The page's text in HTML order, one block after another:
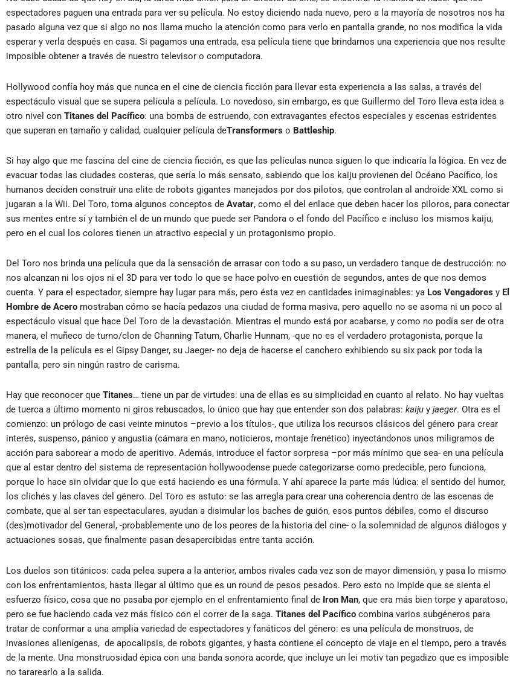
espectadores paguen una entrada para ver su película. No estoy diciendo nada nuevo, pero a la mayoría de nosotros nos ha
pasado alguna vez que si algo no nos llama mucho la atención como para verlo en pantalla grande, no nos modifica la vida
esperar y verla después en casa. Si pagamos una entrada, esa película tiene que brindarnos una experiencia que nos resulte
imposible obtener a través de nuestro televisor o computadora.
Hollywood confía hoy más que nunca en el cine de ciencia ficción para llevar esta experiencia a las salas, a través del
espectáculo visual que se supera película a película. Lo novedoso, sin embargo, es que Guillermo del Toro lleva esta idea a
otro nivel con Titanes del Pacífico: una bomba de estruendo, con extravagantes efectos especiales y escenas estridentes
que superan en tamaño y calidad, cualquier película deTransformers o Battleship.
Si hay algo que me fascina del cine de ciencia ficción, es que las películas nunca siguen lo que indicaría la lógica. En vez de
evacuar todas las ciudades costeras, que sería lo más sensato, sabiendo que los kaiju provienen del Océano Pacífico, los
humanos deciden construír una elite de robots gigantes manejados por dos pilotos, que controlan al androide XXL como si
jugaran a la Wii. Del Toro, toma algunos conceptos de Avatar, como el del enlace que deben hacer los piloros, para conectar
sus mentes entre sí y también el de un mundo que puede ser Pandora o el fondo del Pacífico e incluso los mismos kaiju,
pero en el cual los colores tienen un atractivo especial y un protagonismo propio.
Del Toro nos brinda una película que da la sensación de arrasar con todo a su paso, un verdadero tanque de destrucción: no
nos alcanzan ni los ojos ni el 3D para ver todo lo que se hace polvo en cuestión de segundos, antes de que nos demos
cuenta. Y para el espectador, siempre hay lugar para más, pero ésta vez en cantidades inimaginables: ya Los Vengadores y El
Hombre de Acero mostraban cómo se hacía pedazos una ciudad de forma masiva, pero aquello no se asoma ni un poco al
espectáculo visual que hace Del Toro de la devastación. Mientras el mundo está por acabarse, y como no podía ser de otra
manera, el muñeco de turno/clon de Channing Tatum, Charlie Hunnam, -que no es el verdadero protagonista, porque la
estrella de la película es el Gipsy Danger, su Jaeger- no deja de hacerse el canchero exhibiendo su six pack por toda la
pantalla, pero sin ningún rastro de carisma.
Hay que reconocer que Titanes… tiene un par de virtudes: una de ellas es su simplicidad en cuanto al relato. No hay vueltas
de tuerca a último momento ni giros rebuscados, lo único que hay que entender son dos palabras: kaiju y jaeger. Otra es el
comienzo: un prólogo de casi veinte minutos –previo a los títulos-, que utiliza los recursos clásicos del género para crear
interés, suspenso, pánico y angustia (cámara en mano, noticieros, montaje frenético) inyectándonos unos miligramos de
acción para saborear a modo de aperitivo. Además, introduce el factor sorpresa –por más mínimo que sea- en una película
que al estar dentro del sistema de representación hollywoodense puede categorizarse como predecible, pero funciona,
porque lo hace sin olvidar que lo que está haciendo es una fórmula. Y ahí aparece la parte más lúdica: el sentido del humor,
los clichés y las claves del género. Del Toro es astuto: se las arregla para crear una coherencia dentro de las escenas de
combate, que al ser tan espectaculares, ayudan a disimular los baches de guión, esos puntos débiles, como el discurso
(des)motivador del General, -probablemente uno de los peores de la historia del cine- o la solemnidad de algunos diálogos y
actuaciones sosas, que finalmente pasan desapercibidas entre tanta acción.
Los duelos son titánicos: cada pelea supera a la anterior, ambos rivales cada vez son de mayor dimensión, y pasa lo mismo
con los enfrentamientos, hasta llegar al último que es un round de pesos pesados. Pero esto no impide que se sienta el
esfuerzo físico, cosa que no pasaba por ejemplo en el enfrentamiento final de Iron Man, que era más bien torpe y aparatoso,
pero se fue haciendo cada vez más físico con el correr de la saga. Titanes del Pacífico combina varios subgéneros para
tratar de conformar a una amplia variedad de espectadores y fanáticos del género: es una película de monstruos, de
invasiones alienígenas, de apocalipsis, de robots gigantes, y hasta contiene el concepto de viaje en el tiempo, pero a través
de la mente. Una monstruosidad épica con una banda sonora acorde, que incluye un lei motiv tan pegadizo que es imposible
no tararearlo a la salida.